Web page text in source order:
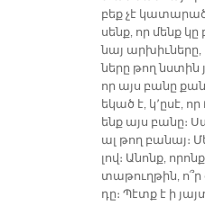
բեք չէ
սենք, որ մենք
նայ
նե­րը թող
որ այս բա­նը
ե­կած է, կ՚ը­սէ,
ենք այս բա­նը։
ալ թող բա­նայ։
լով։ Ա­նոնք,
տա­թուղ­թին, ո՞ր
դը։ Պէտք է ի